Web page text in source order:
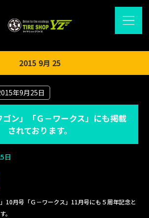
2015 9月 25
年9月25日
ゴン」「Ｇ－ワークス」にも掲載
されております。
日
10月号「Ｇ－ワークス」11月号にも５周年記念と
。